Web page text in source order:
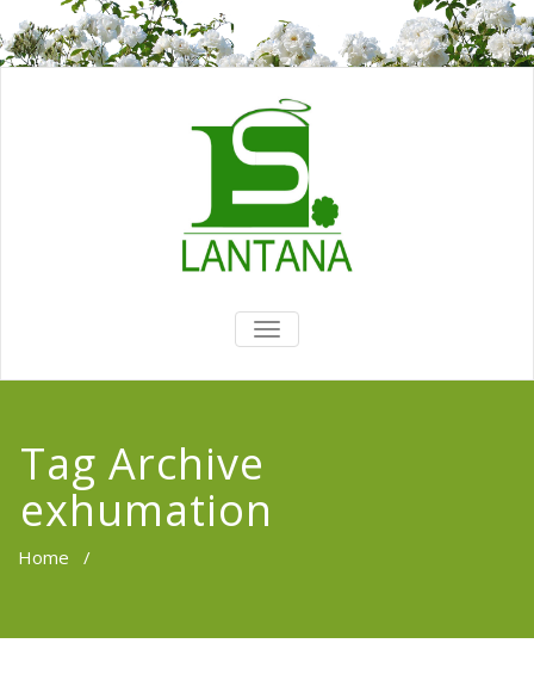
TOGGLE
NAVIGATION
Tag Archive
exhumation
Home /